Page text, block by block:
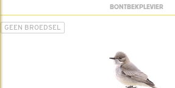
BONTBEKPLEVIER
GEEN BROEDSEL